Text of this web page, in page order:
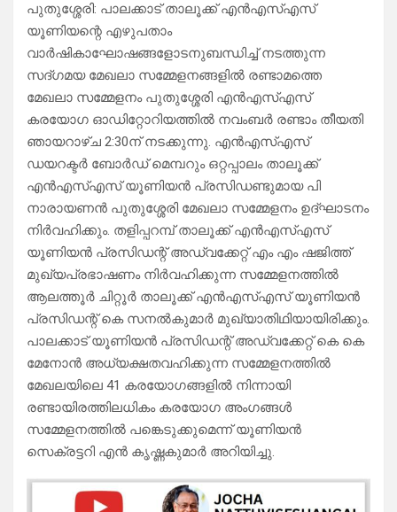
പുതുശ്ശേരി: പാലക്കാട് താലൂക്ക് എൻഎസ്എസ്
യൂണിയന്റെ എഴുപതാം
വാർഷികാഘോഷങ്ങളോടനുബന്ധിച്ച് നടത്തുന്ന
സദ്ഗമയ മേഖലാ സമ്മേളനങ്ങളിൽ രണ്ടാമത്തെ
മേഖലാ സമ്മേളനം പുതുശ്ശേരി എൻഎസ്എസ്
കരയോഗ ഓഡിറ്റോറിയത്തിൽ നവംബർ രണ്ടാം തീയതി
ഞായറാഴ്ച 2:30ന് നടക്കുന്നു. എൻഎസ്എസ്
ഡയറക്ടർ ബോർഡ് മെമ്പറും ഒറ്റപ്പാലം താലൂക്ക്
എൻഎസ്എസ് യൂണിയൻ പ്രസിഡണ്ടുമായ പി
നാരായണൻ പുതുശ്ശേരി മേഖലാ സമ്മേളനം ഉദ്ഘാടനം
നിർവഹിക്കും. തളിപ്പറമ്പ് താലൂക്ക് എൻഎസ്എസ്
യൂണിയൻ പ്രസിഡന്റ് അഡ്വക്കേറ്റ് എം എം ഷജിത്ത്
മുഖ്യപ്രഭാഷണം നിർവഹിക്കുന്ന സമ്മേളനത്തിൽ
ആലത്തൂർ ചിറ്റൂർ താലൂക്ക് എൻഎസ്എസ് യൂണിയൻ
പ്രസിഡന്റ് കെ സനൽകുമാർ മുഖ്യാതിഥിയായിരിക്കും.
പാലക്കാട് യൂണിയൻ പ്രസിഡന്റ് അഡ്വക്കേറ്റ് കെ കെ
മേനോൻ അധ്യക്ഷതവഹിക്കുന്ന സമ്മേളനത്തിൽ
മേഖലയിലെ 41 കരയോഗങ്ങളിൽ നിന്നായി
രണ്ടായിരത്തിലധികം കരയോഗ അംഗങ്ങൾ
സമ്മേളനത്തിൽ പങ്കെടുക്കുമെന്ന് യൂണിയൻ
സെക്രട്ടറി എൻ കൃഷ്ണകുമാർ അറിയിച്ചു.